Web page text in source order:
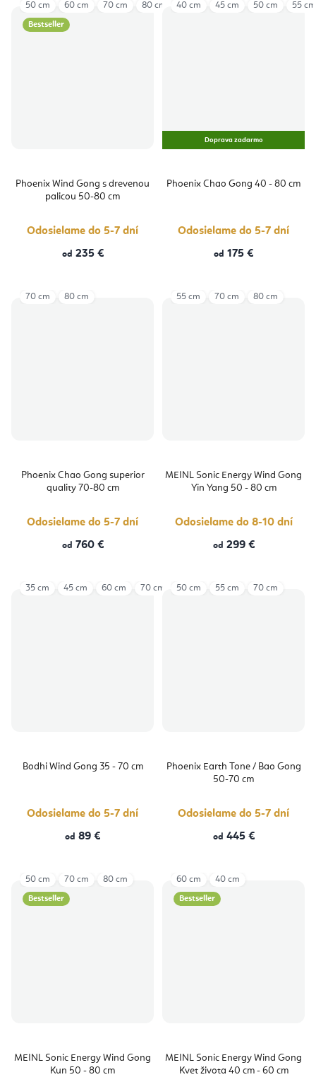
Bestseller
Phoenix Wind Gong s drevenou
palicou 50-80 cm
Odosielame do 5-7 dní
od 235 €
50 cm 60 cm 70 cm 80 cm
Doprava zadarmo
Phoenix Chao Gong 40 - 80 cm
Odosielame do 5-7 dní
od 175 €
40 cm 45 cm 50 cm 55 cm
Phoenix Chao Gong superior
quality 70-80 cm
Odosielame do 5-7 dní
od 760 €
70 cm 80 cm
MEINL Sonic Energy Wind Gong
Yin Yang 50 - 80 cm
Odosielame do 8-10 dní
od 299 €
55 cm 70 cm 80 cm
Bodhi Wind Gong 35 - 70 cm
Odosielame do 5-7 dní
od 89 €
35 cm 45 cm 60 cm 70 cm
Phoenix Earth Tone / Bao Gong
50-70 cm
Odosielame do 5-7 dní
od 445 €
50 cm 55 cm 70 cm
Bestseller
MEINL Sonic Energy Wind Gong
Kun 50 - 80 cm
50 cm 70 cm 80 cm
Bestseller
MEINL Sonic Energy Wind Gong
Kvet života 40 cm - 60 cm
60 cm 40 cm